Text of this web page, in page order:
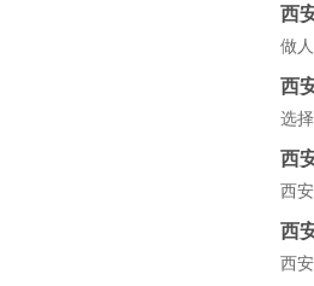
西
做
西
选
西
西
西
西